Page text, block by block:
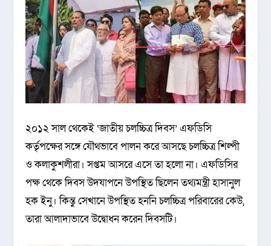
২০১২ সাল থেকেই ‘জাতীয় চলচ্চিত্র দিবস’ এফডিসি
কর্তৃপক্ষের সঙ্গে যৌথভাবে পালন করে আসছে চলচ্চিত্র শিল্পী
ও কলাকুশলীরা। সপ্তম আসরে এসে তা হলো না। এফডিসির
পক্ষ থেকে দিবস উদযাপনে উপস্থিত ছিলেন তথ্যমন্ত্রী হাসানুল
হক ইনু। কিন্তু সেখানে উপস্থিত হননি চলচ্চিত্র পরিবারের কেউ,
তারা আলাদাভাবে উদ্বোধন করেন দিবসটি।